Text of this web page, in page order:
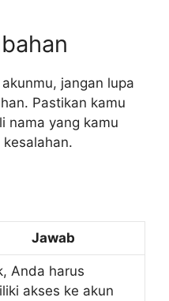
jangan lupa
Pastikan kamu
nama yang kamu
Jawab
Anda harus
akses ke akun